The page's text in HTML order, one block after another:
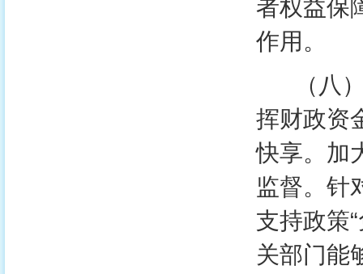
者权益保
作用。
（八）
挥财政资
快享。加
监督。针
支持政策
关部门能